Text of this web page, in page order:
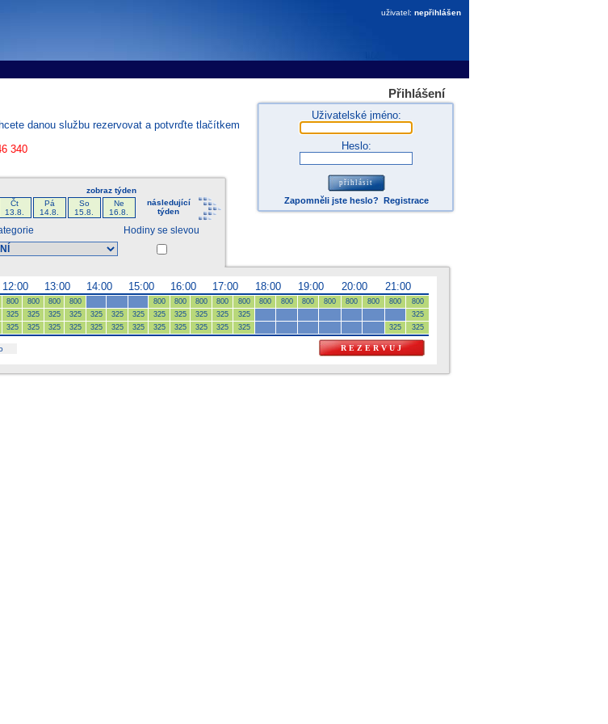
uživatel: nepřihlášen
Přihlášení
Uživatelské jméno:
Heslo:
Zapomněli jste heslo? Registrace
danou službu rezervovat a potvrďte tlačítkem
340
zobraz týden
následující
týden
Čt
13.8.
Pá
14.8.
So
15.8.
Ne
16.8.
Hodiny se slevou
12:00 13:00 14:00 15:00 16:00 17:00 18:00 19:00 20:00
21:00
800 800 800 800 800 800 800 800 800 800 800 800 800 800 800 800 800
325 325 325 325 325 325 325 325 325 325 325 325 325
325 325 325 325 325 325 325 325 325 325 325 325 325 325